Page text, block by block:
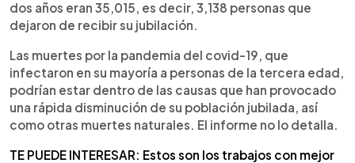
dos años eran 35,015, es decir, 3,138 personas que
dejaron de recibir su jubilación.
Las muertes por la pandemia del covid-19, que
infectaron en su mayoría a personas de la tercera edad,
podrían estar dentro de las causas que han provocado
una rápida disminución de su población jubilada, así
como otras muertes naturales. El informe no lo detalla.
TE PUEDE INTERESAR: Estos son los trabajos con mejor